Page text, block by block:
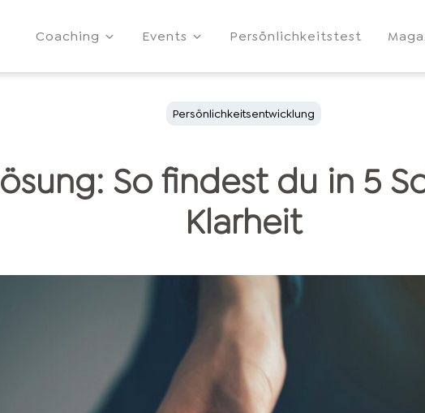
Coaching Events Persönlichkeitstest
Persönlichkeitsentwicklung
So findest du in 5
Klarheit